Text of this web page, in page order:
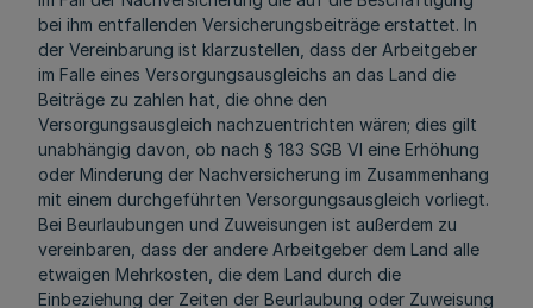
bei ihm entfallenden Versicherungsbeiträge erstattet. In
der Vereinbarung ist klarzustellen, dass der Arbeitgeber
im Falle eines Versorgungsausgleichs an das Land die
Beiträge zu zahlen hat, die ohne den
Versorgungsausgleich nachzuentrichten wären; dies gilt
unabhängig davon, ob nach § 183 SGB VI eine Erhöhung
oder Minderung der Nachversicherung im Zusammenhang
mit einem durchgeführten Versorgungsausgleich vorliegt.
Bei Beurlaubungen und Zuweisungen ist außerdem zu
vereinbaren, dass der andere Arbeitgeber dem Land alle
etwaigen Mehrkosten, die dem Land durch die
Einbeziehung der Zeiten der Beurlaubung oder Zuweisung